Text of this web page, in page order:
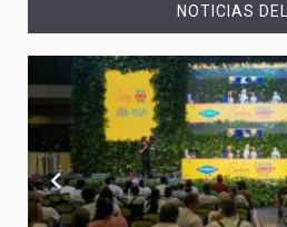
NOTICIAS